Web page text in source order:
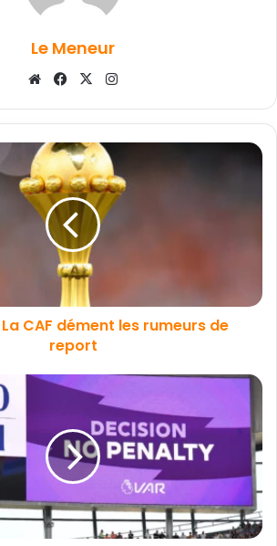
Le Meneur
WebsiteFacebook
X
La CAF dément les rumeurs de
report